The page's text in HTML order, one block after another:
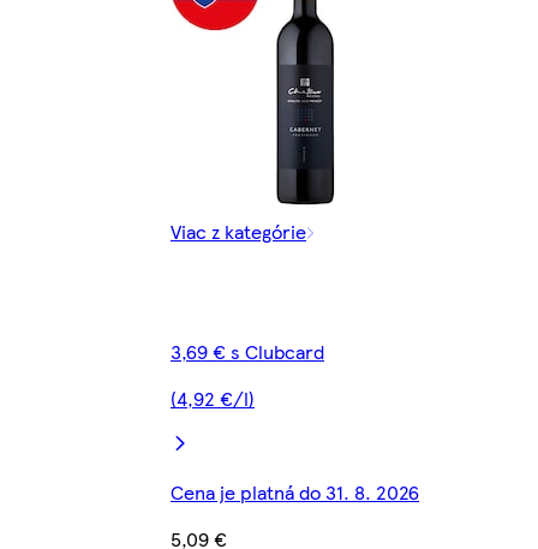
Viac z kategórie
3,69 € s Clubcard
(4,92 €/l)
Cena je platná do 31. 8. 2026
5,09 €